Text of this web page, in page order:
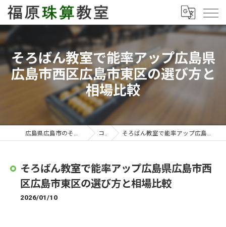
そろばん教室で能率アップ広島県
広島市西区広島市東区の選び方と
相場比較
広島県広島市のそろばん教室なら福原珠算教室 コラム そろばん教室で能率アップ広島県広島市西区広島市東区の選び方と相場比較
そろばん教室で能率アップ広島県広島市西
区広島市東区の選び方と相場比較
2026/01/10